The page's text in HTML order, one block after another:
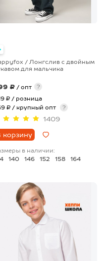
/ Лонгслив с двойным
для мальчика
₽ / опт
?
₽ / розница
₽ / крупный опт
?
1409
корзину
в наличии:
140 146 152 158 164